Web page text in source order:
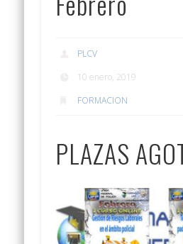
PLCV
10 enero, 2019
FORMACION
PLAZAS